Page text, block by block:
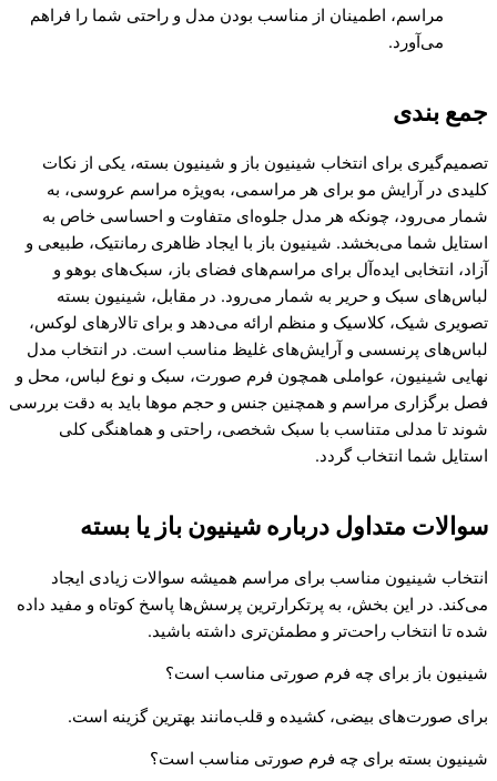
مراسم، اطمینان از مناسب بودن مدل و راحتی شما را فراهم
می‌آورد.
جمع بندی
تصمیم‌گیری برای انتخاب شینیون باز و شینیون بسته، یکی از نکات
کلیدی در آرایش مو برای هر مراسمی، به‌ویژه مراسم عروسی، به
شمار می‌رود، چونکه هر مدل جلوه‌ای متفاوت و احساسی خاص به
استایل شما می‌بخشد. شینیون باز با ایجاد ظاهری رمانتیک، طبیعی و
آزاد، انتخابی ایده‌آل برای مراسم‌های فضای باز، سبک‌های بوهو و
لباس‌های سبک و حریر به شمار می‌رود. در مقابل، شینیون بسته
تصویری شیک، کلاسیک و منظم ارائه می‌دهد و برای تالارهای لوکس،
لباس‌های پرنسسی و آرایش‌های غلیظ مناسب است. در انتخاب مدل
نهایی شینیون، عواملی همچون فرم صورت، سبک و نوع لباس، محل و
فصل برگزاری مراسم و همچنین جنس و حجم موها باید به دقت بررسی
شوند تا مدلی متناسب با سبک شخصی، راحتی و هماهنگی کلی
استایل شما انتخاب گردد.
سوالات متداول درباره شینیون باز یا بسته
انتخاب شینیون مناسب برای مراسم همیشه سوالات زیادی ایجاد
می‌کند. در این بخش، به پرتکرارترین پرسش‌ها پاسخ کوتاه و مفید داده
شده تا انتخاب راحت‌تر و مطمئن‌تری داشته باشید.
شینیون باز برای چه فرم صورتی مناسب است؟
برای صورت‌های بیضی، کشیده و قلب‌مانند بهترین گزینه است.
شینیون بسته برای چه فرم صورتی مناسب است؟